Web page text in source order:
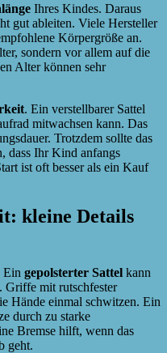
Ihres Kindes. Daraus
gut ableiten. Viele Hersteller
Körpergröße an.
sondern vor allem auf die
Alter können sehr
. Ein verstellbarer Sattel
mitwachsen kann. Das
Trotzdem sollte das
dass Ihr Kind anfangs
ist oft besser als ein Kauf
kleine Details
Ein gepolsterter Sattel kann
Griffe mit rutschfester
Hände einmal schwitzen. Ein
durch zu starke
Bremse hilft, wenn das
geht.